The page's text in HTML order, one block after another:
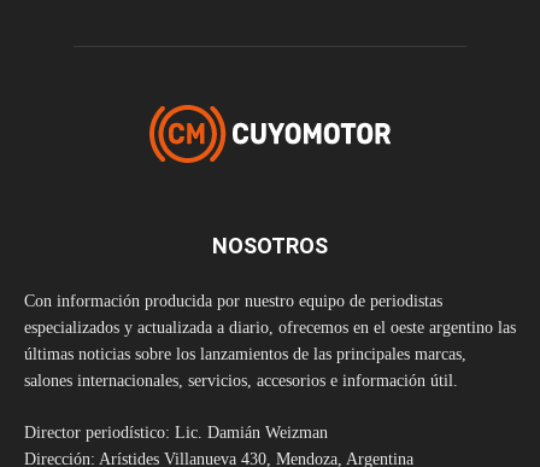
NOSOTROS
Con información producida por nuestro equipo de periodistas
especializados y actualizada a diario, ofrecemos en el oeste argentino las
últimas noticias sobre los lanzamientos de las principales marcas,
salones internacionales, servicios, accesorios e información útil.
Director periodístico: Lic. Damián Weizman
Dirección: Arístides Villanueva 430, Mendoza, Argentina